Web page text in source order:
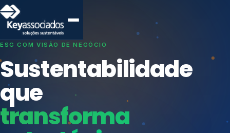
SISTEMAS DE GESTÃO OTIMIZADOS E INTEGRADOS
Conformidade que
protege seu
negócio.
Índices de Mercado